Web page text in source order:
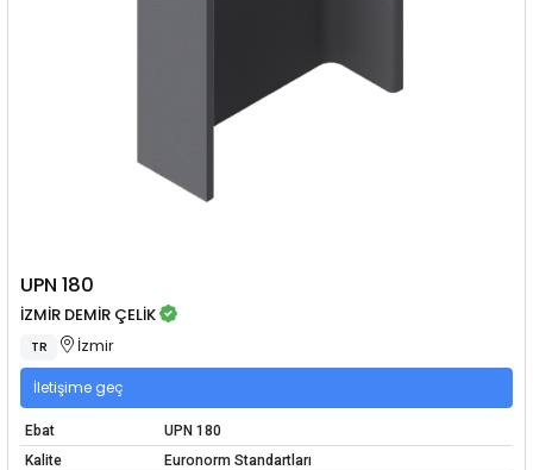
UPN 180
İZMİR DEMİR ÇELİK
TR İzmir
İletişime geç
Ebat
UPN 180
Kalite
Euronorm Standartları